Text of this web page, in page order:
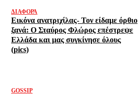
ΔΙΆΦΟΡΑ
Εικόνα ανατριχίλας- Τον είδαμε όρθιο
ξανά: Ο Σταύρος Φλώρος επέστρεψε
Ελλάδα και μας συγκίνησε όλους
(pics)
GOSSIP